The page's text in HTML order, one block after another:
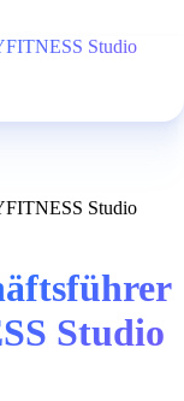
Studio
Studio
Studio